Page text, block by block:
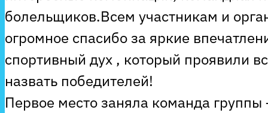
болельщиков.Всем участникам и
огромное спасибо за яркие
спортивный дух , который проявили
назвать победителей!
Первое место заняла команда